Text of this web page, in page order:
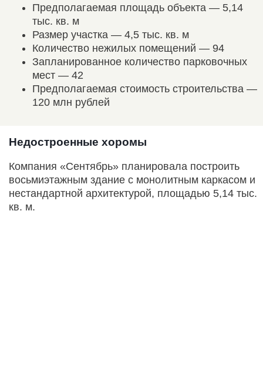
Предполагаемая площадь объекта — 5,14
тыс. кв. м
Размер участка — 4,5 тыс. кв. м
Количество нежилых помещений — 94
Запланированное количество парковочных
мест — 42
Предполагаемая стоимость строительства —
120 млн рублей
Недостроенные хоромы
Компания «Сентябрь» планировала построить
восьмиэтажным здание с монолитным каркасом и
нестандартной архитектурой, площадью 5,14 тыс.
кв. м.